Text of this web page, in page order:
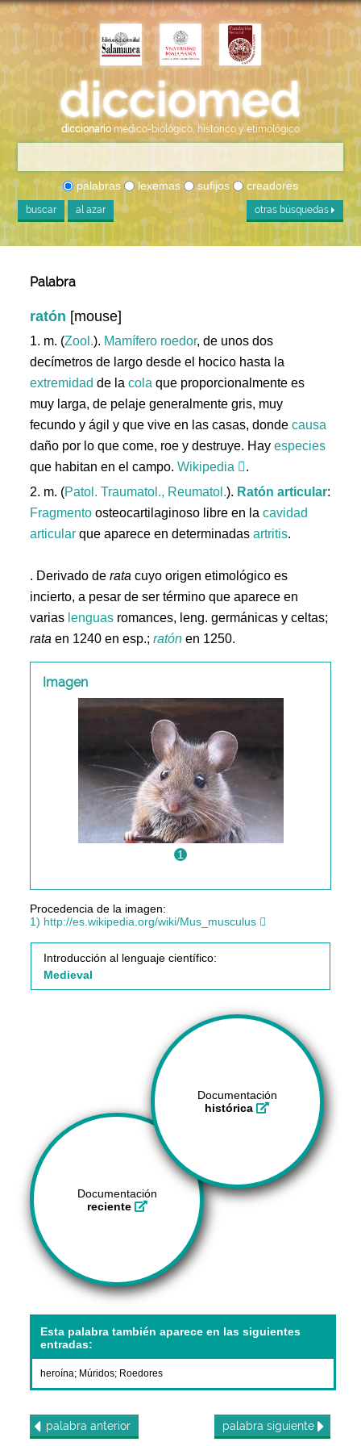
diccionario médico-biológico, histórico y etimológico
palabras lexemas sufijos creadores
buscar al azar otras búsquedas
Palabra
ratón [mouse]
1. m. (Zool.). Mamífero roedor, de unos dos
decímetros de largo desde el hocico hasta la
extremidad de lacola que proporcionalmente es
muy larga, de pelaje generalmente gris, muy
fecundo y ágil y que vive en las casas, dondecausa
daño por lo que come, roe y destruye. Hayespecies
que habitan en el campo.Wikipedia
.
2. m. (Patol. Traumatol., Reumatol.). Ratón articular:
Fragmento osteocartilaginoso libre en lacavidad
articular que aparece en determinadasartritis.
. Derivado derata cuyo origen etimológico es
incierto, a pesar de ser término que aparece en
varias lenguas romances, leng. germánicas y celtas;
rata en 1240 en esp.;ratón en 1250.
Imagen
1
Procedencia de la imagen:
1) http://es.wikipedia.org/wiki/Mus_musculus
Introducción al lenguaje científico:
Medieval
Documentación
histórica
Documentación
reciente
Esta palabra también aparece en las siguientes
entradas:
heroína; Múridos; Roedores
palabra anterior palabra siguiente